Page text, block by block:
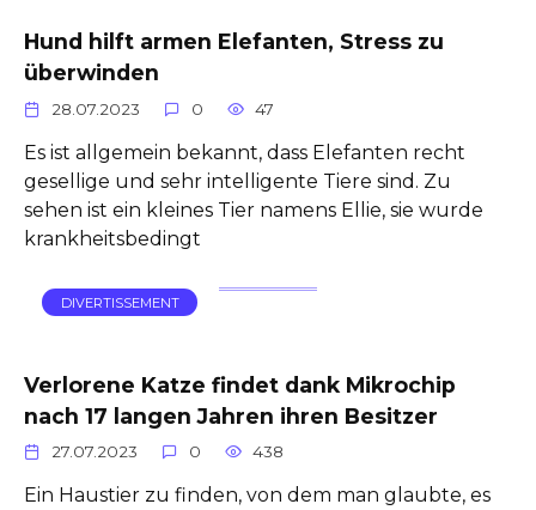
Hund hilft armen Elefanten, Stress zu
überwinden
28.07.2023 0 47
Es ist allgemein bekannt, dass Elefanten recht
gesellige und sehr intelligente Tiere sind. Zu
sehen ist ein kleines Tier namens Ellie, sie wurde
krankheitsbedingt
DIVERTISSEMENT
Verlorene Katze findet dank Mikrochip
nach 17 langen Jahren ihren Besitzer
27.07.2023 0 438
Ein Haustier zu finden, von dem man glaubte, es